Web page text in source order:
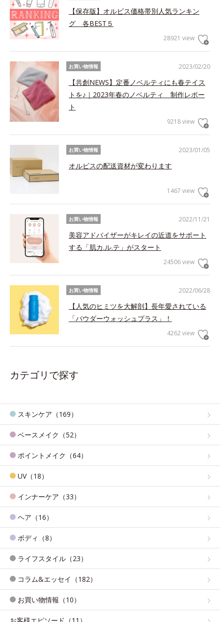
【保存版】オルビス価格帯別人気ランキン
グ 各BEST５
28921 view
2023/02/20
お買い物情報
【共創NEWS】定番ノベルティにも春テイス
トを♪｜2023年春のノベルティ 制作レポー
ト
9218 view
2023/01/05
お買い物情報
オルビスの配送資材が変わります
1467 view
2022/11/21
お買い物情報
美容アドバイザーがキレイの近道をサポート
する「肌カ.ル.テ」がスタート
24506 view
2022/06/28
お買い物情報
【人気のヒミツを大解剖】長年愛されている
「パウダーウォッシュプラス」！
4262 view
カテゴリで探す
スキンケア（169）
ベースメイク（52）
ポイントメイク（64）
UV（18）
インナーケア（33）
ヘア（16）
ボディ（8）
ライフスタイル（23）
コラム&エッセイ（182）
お買い物情報（10）